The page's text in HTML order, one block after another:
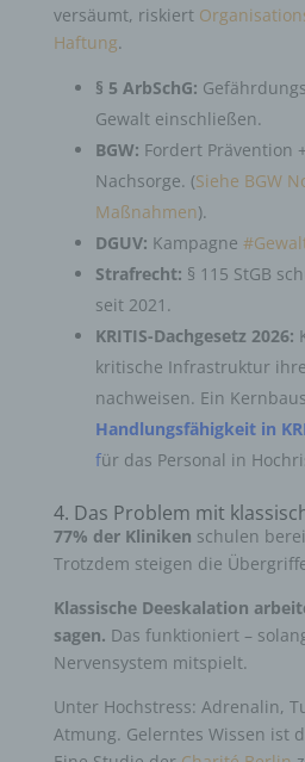
versäumt, riskiert
Haftung.
§ 5 ArbSchG:
Gewalt einschließen.
BGW: Fordert Prävention
Nachsorge. (Siehe BGW
Maßnahmen).
DGUV: Kampagne
Strafrecht: § 115 StGB
seit 2021.
KRITIS-Dachgesetz 2026:
kritische Infrastruktur
nachweisen. Ein
Handlungsfähigkeit in
für das Personal in
4. Das Problem mit
77% der Kliniken schulen
Trotzdem steigen die
Klassische Deeskalation
sagen. Das funktioniert –
Nervensystem mitspielt.
Unter Hochstress: Adrenalin,
Atmung. Gelerntes Wissen ist